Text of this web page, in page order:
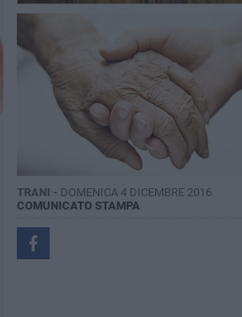
TRANI - DOMENICA 4 DICEMBRE 2016
COMUNICATO STAMPA